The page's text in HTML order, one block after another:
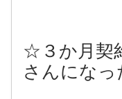
☆３か月契
さんになっ